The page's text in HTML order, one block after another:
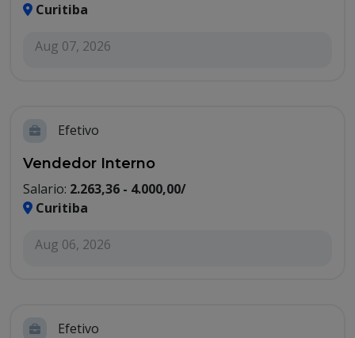
Curitiba
Aug 07, 2026
Efetivo
Vendedor Interno
Salario: 2.263,36 - 4.000,00/
Curitiba
Aug 06, 2026
Efetivo